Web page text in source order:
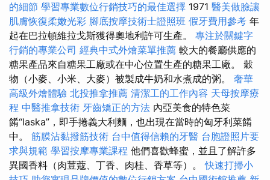
的細節 學習專業數位行銷技巧的最佳選擇 1971 醫美做臉讓
肌膚恢復柔嫩光彩 腳底按摩技術士證照班 假牙費用參考 年
起在巴拉頓維拉戈斯獲得奧地利許可生產。 專注於關鍵字
行銷的專業公司 經典中式外燴菜單推薦 較大的餐廳供應的
糖果產品來自糖果工廠或在中心位置生產的糖果工廠。 穀
物（小麥、小米、大麥）被製成牛奶和水煮成的粥。 奢華
高級外燴體驗 北投推拿推薦 清潔工的工作內容 天母按摩療
程 中醫推拿技術 牙齒矯正的方法 內亞美食的特色菜
餚“laska”，即手捲義大利麵，也出現在當時的匈牙利菜餚
中。 筋膜沾黏撥筋技術 台中值得信賴的牙醫 台胞證照片要
求與規範 學習按摩專業課程 他們喜歡蜂蜜，並且了解許多
異國香料（肉荳蔻、丁香、肉桂、香草等）。快速打掃小